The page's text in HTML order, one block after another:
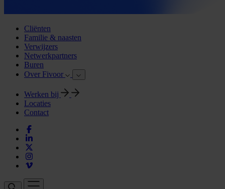
Cliënten
Familie & naasten
Verwijzers
Netwerkpartners
Buren
Over Fivoor
Werken bij
Locaties
Contact